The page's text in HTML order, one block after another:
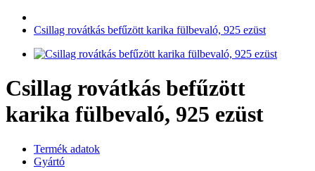
Csillag rovátkás befűzött karika fülbevaló, 925 ezüst
Csillag rovátkás befűzött
karika fülbevaló, 925 ezüst
Termék adatok
Gyártó